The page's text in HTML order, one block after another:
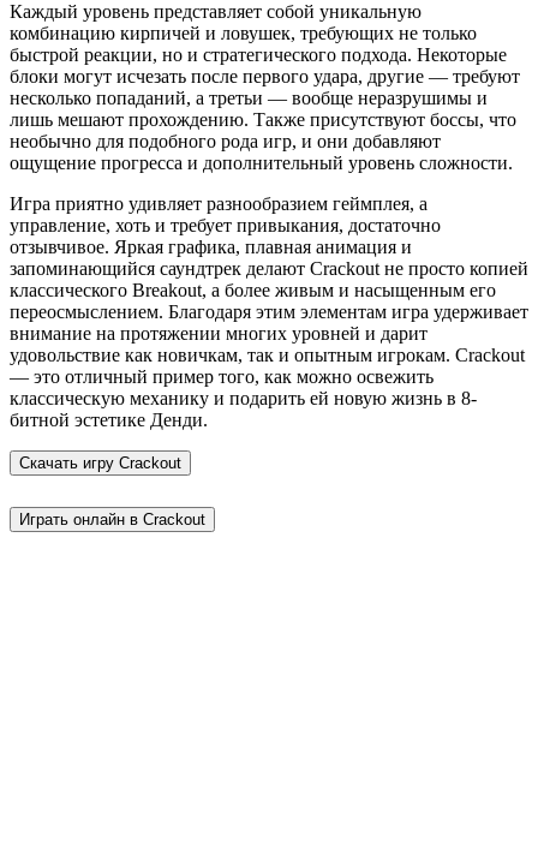
Каждый уровень представляет собой уникальную
комбинацию кирпичей и ловушек, требующих не только
быстрой реакции, но и стратегического подхода. Некоторые
блоки могут исчезать после первого удара, другие — требуют
несколько попаданий, а третьи — вообще неразрушимы и
лишь мешают прохождению. Также присутствуют боссы, что
необычно для подобного рода игр, и они добавляют
ощущение прогресса и дополнительный уровень сложности.
Игра приятно удивляет разнообразием геймплея, а
управление, хоть и требует привыкания, достаточно
отзывчивое. Яркая графика, плавная анимация и
запоминающийся саундтрек делают Crackout не просто копией
классического Breakout, а более живым и насыщенным его
переосмыслением. Благодаря этим элементам игра удерживает
внимание на протяжении многих уровней и дарит
удовольствие как новичкам, так и опытным игрокам. Crackout
— это отличный пример того, как можно освежить
классическую механику и подарить ей новую жизнь в 8-
битной эстетике Денди.
Скачать игру Crackout
Играть онлайн в Crackout